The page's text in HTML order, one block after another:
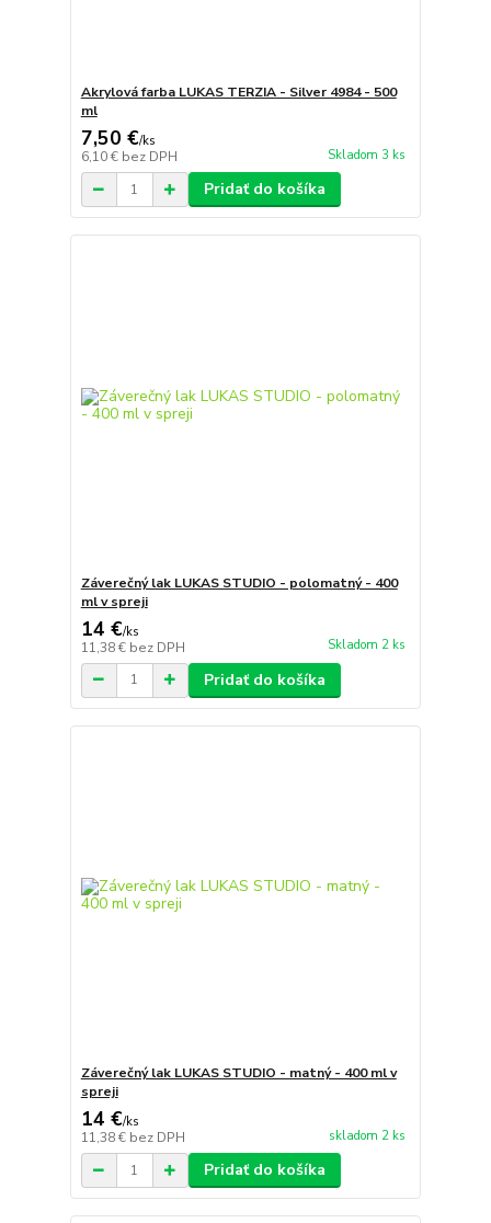
Akrylová farba LUKAS TERZIA - Silver 4984 - 500
ml
7,50 €/ks
6,10 € bez DPH Skladom 3 ks
Pridať do košíka
Záverečný lak LUKAS STUDIO - polomatný - 400
ml v spreji
14 €/ks
11,38 € bez DPH Skladom 2 ks
Pridať do košíka
Záverečný lak LUKAS STUDIO - matný - 400 ml v
spreji
14 €/ks
11,38 € bez DPH skladom 2 ks
Pridať do košíka